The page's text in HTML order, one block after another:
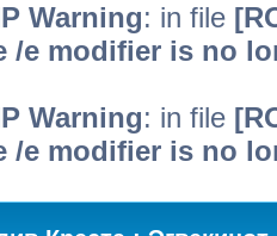
Warning: in file
/e modifier is no
Warning: in file
/e modifier is no